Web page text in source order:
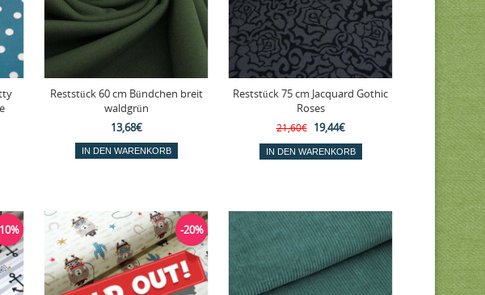
Reststück 60 cm Bündchen breit
waldgrün
13,68€
Reststück 75 cm Jacquard Gothic
Roses
21,60€ 19,44€
-20%